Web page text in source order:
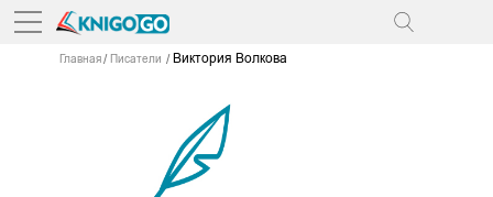
Главная Писатели Виктория Волкова